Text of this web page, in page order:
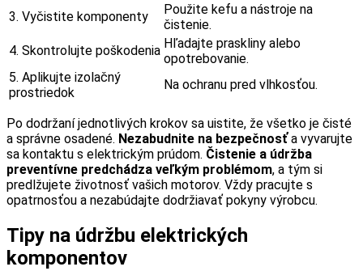
3. Vyčistite komponenty
Použite kefu a nástroje na
čistenie.
4. Skontrolujte poškodenia Hľadajte praskliny alebo
opotrebovanie.
5. Aplikujte izolačný
prostriedok
Na ochranu pred vlhkosťou.
Po dodržaní jednotlivých krokov sa uistite, že všetko je čisté
a správne osadené. Nezabudnite na bezpečnosťa vyvarujte
sa kontaktu s elektrickým prúdom. Čistenie a údržba
preventívne predchádza veľkým problémom, a tým si
predlžujete životnosť vašich motorov. Vždy pracujte s
opatrnosťou a nezabúdajte dodržiavať pokyny výrobcu.
Tipy na údržbu elektrických
komponentov